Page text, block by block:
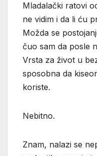
Mladalački ratovi
ne vidim i da li ću
Možda se
čuo sam da posle
Vrsta za život u
sposobna da
koriste.
Nebitno.
Znam, nalazi se